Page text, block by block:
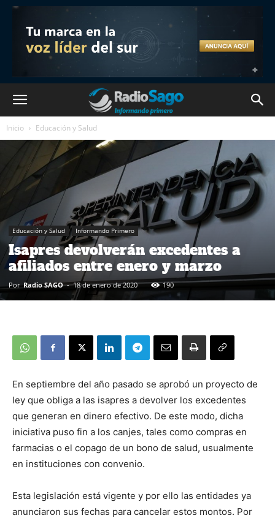
Inicio Educación y Salud
Educación y Salud Informando Primero
Isapres devolverán excedentes a
afiliados entre enero y marzo
Por Radio SAGO - 18 de enero de 2020 190
En septiembre del año pasado se aprobó un proyecto de
ley que obliga a las isapres a devolver los excedentes
que generan en dinero efectivo. De este modo, dicha
iniciativa puso fin a los canjes, tales como compras en
farmacias o el copago de un bono de salud, usualmente
en instituciones con convenio.
Esta legislación está vigente y por ello las entidades ya
anunciaron sus fechas para cancelar estos montos. Por